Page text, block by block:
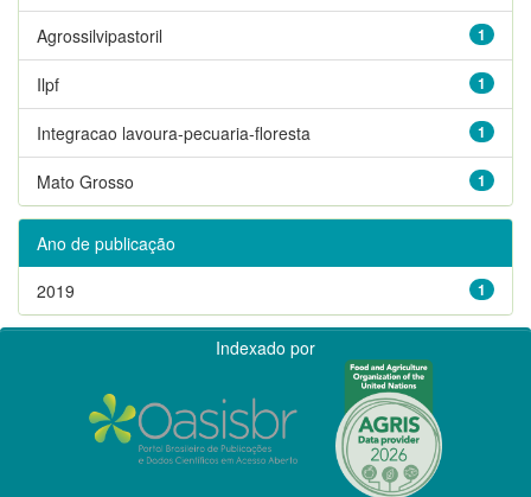
1
Agrossilvipastoril
1
Ilpf
1
Integracao lavoura-pecuaria-floresta
1
Mato Grosso
Ano de publicação
1
2019
Indexado por